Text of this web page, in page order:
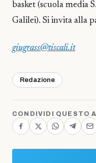
basket (scuola media
Galilei). Si invita alla
giugrass@tiscali.it
Redazione
CONDIVIDI QUESTO